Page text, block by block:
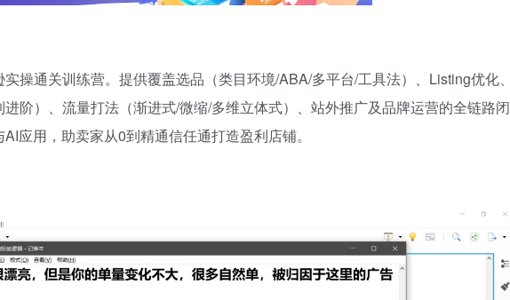
操通关训练营。提供覆盖选品（类目环境/ABA/多平台/工具法）、Listing优化、
阶）、流量打法（渐进式/微缩/多维立体式）、站外推广及品牌运营的全链路闭
应用，助卖家从0到精通信任通打造盈利店铺。​